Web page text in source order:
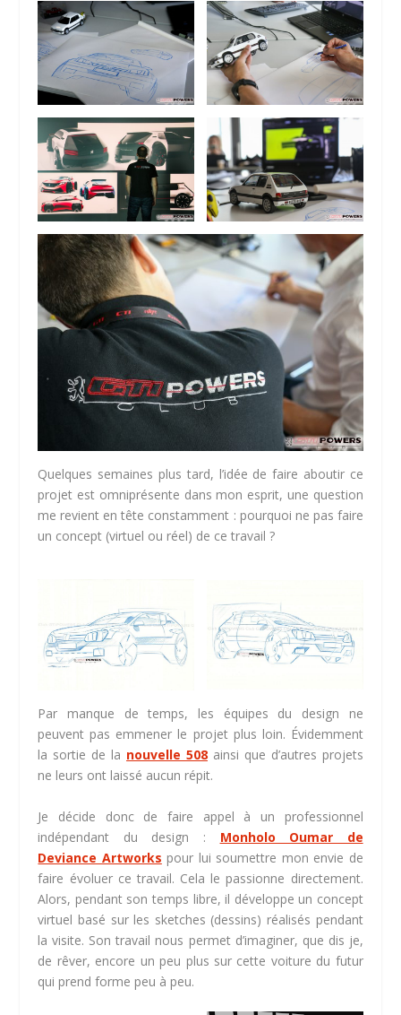
Quelques semaines plus tard, l’idée de faire aboutir ce
projet est omniprésente dans mon esprit, une question
me revient en tête constamment : pourquoi ne pas faire
un concept (virtuel ou réel) de ce travail ?
Par manque de temps, les équipes du design ne
peuvent pas emmener le projet plus loin. Évidemment
la sortie de la nouvelle 508ainsi que d’autres projets
ne leurs ont laissé aucun répit.
Je décide donc de faire appel à un professionnel
indépendant du design : Monholo Oumar de
Deviance Artworks pour lui soumettre mon envie de
faire évoluer ce travail. Cela le passionne directement.
Alors, pendant son temps libre, il développe un concept
virtuel basé sur les sketches (dessins) réalisés pendant
la visite. Son travail nous permet d’imaginer, que dis je,
de rêver, encore un peu plus sur cette voiture du futur
qui prend forme peu à peu.